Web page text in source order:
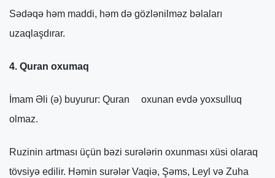
Sədəqə həm maddi, həm də gözlənilməz bəlaları
uzaqlaşdırar.
4. Quran oxumaq
İmam Əli (ə) buyurur: Quran
oxunan evdə yoxsulluq
olmaz.
Ruzinin artması üçün bəzi surələrin oxunması xüsi olaraq
tövsiyə edilir. Həmin surələr Vaqiə, Şəms, Leyl və Zuha